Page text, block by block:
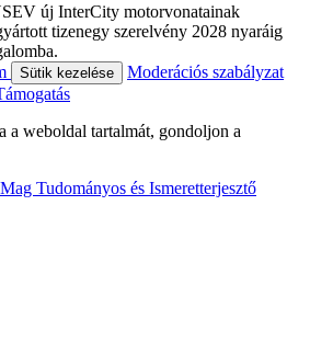
új InterCity motorvonatainak
tizenegy szerelvény 2028 nyaráig
Sütik kezelése
Moderációs szabályzat
a weboldal tartalmát, gondoljon a
Tudományos és Ismeretterjesztő